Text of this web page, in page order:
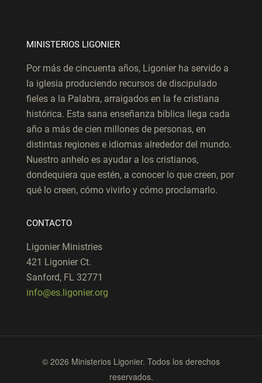
MINISTERIOS LIGONIER
Por más de cincuenta años, Ligonier ha servido a
la iglesia produciendo recursos de discipulado
fieles a la Palabra, arraigados en la fe cristiana
histórica. Esta sana enseñanza bíblica llega cada
año a más de cien millones de personas, en
distintas regiones e idiomas alrededor del mundo.
Nuestro anhelo es ayudar a los cristianos,
dondequiera que estén, a conocer lo que creen, por
qué lo creen, cómo vivirlo y cómo proclamarlo.
CONTACTO
Ligonier Ministries
421 Ligonier Ct.
Sanford, FL 32771
info@es.ligonier.org
© 2026 Ministerios Ligonier. Todos los derechos
reservados.